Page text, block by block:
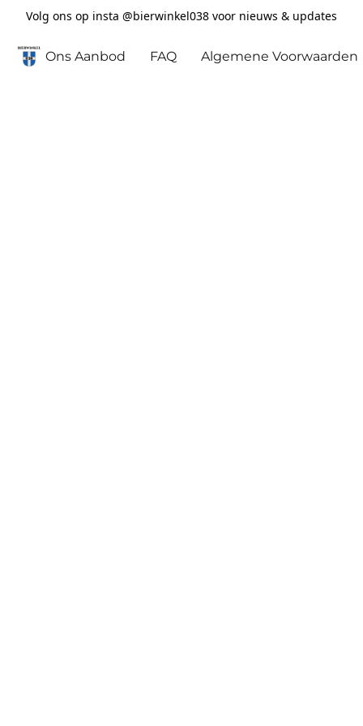
Volg ons op insta @bierwinkel038 voor nieuws & updates
Ons Aanbod FAQ Algemene Voorwaarden